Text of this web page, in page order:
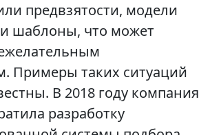
предвзятости, модели
шаблоны, что может
Примеры таких ситуаций
В 2018 году компания
разработку